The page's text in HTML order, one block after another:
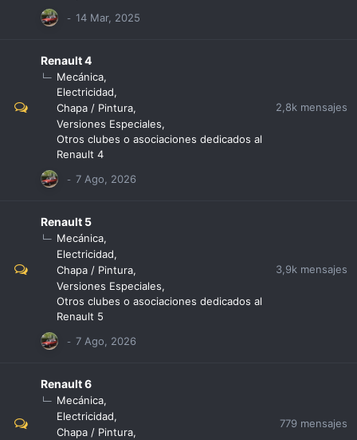
Renault 4
Mecánica
Electricidad
Chapa / Pintura
Versiones Especiales
Otros clubes o asociaciones dedicados al
Renault 4
2,8k mensajes
Renault 5
Mecánica
Electricidad
Chapa / Pintura
Versiones Especiales
Otros clubes o asociaciones dedicados al
Renault 5
3,9k mensajes
Renault 6
Mecánica
Electricidad
Chapa / Pintura
779 mensajes